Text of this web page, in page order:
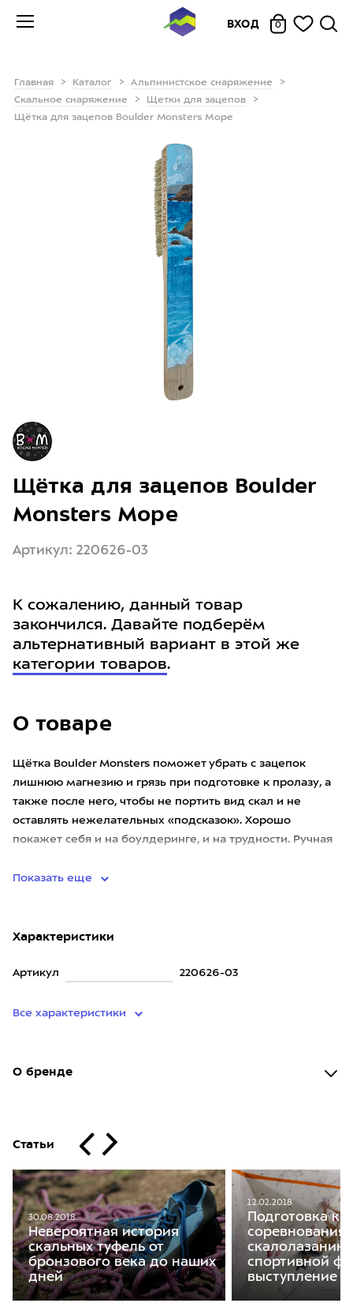
ВХОД 0
Главная Каталог
Альпинистское снаряжение
Скальное снаряжение
Щетки для зацепов
Щётка для зацепов Boulder Monsters Море
О товаре
Щётка Boulder Monsters поможет убрать с зацепок
лишнюю магнезию и грязь при подготовке к пролазу, а
также после него, чтобы не портить вид скал и не
оставлять нежелательных «подсказок». Хорошо
покажет себя и на боулдеринге, и на трудности. Ручная
Показать еще
Характеристики
Артикул 220626-03
Все характеристики
О бренде
Статьи
30.08.2018
Невероятная история
скальных туфель от
бронзового века до наших
дней
12.02.2018
Подготовка к
спортивной
выступление
Щётка для зацепов Boulder
Monsters Море
Артикул: 220626-03
К сожалению, данный товар
закончился. Давайте подберём
альтернативный вариант в этой же
категории товаров.